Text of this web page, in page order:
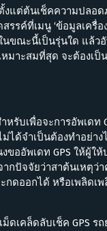
งแต่ต้นเช็คความปลอ
รค์ที่เมนู ‘ข้อมูลเครื่อ
ขณะนี้เป็นรุ่นใด แล้ว
มาะสมที่สุด จะต้องเป็
บเพื่อจะการอัพเดท
ได้จำเป็นต้องทำอย่า
ออัพเดท GPS ให้ผู้ใ
กปัจจัยว่าสาต้นเหตุว่
ดออกได้ หรือเพลิดเ
เคล็ดลับเช็ค GPS ร